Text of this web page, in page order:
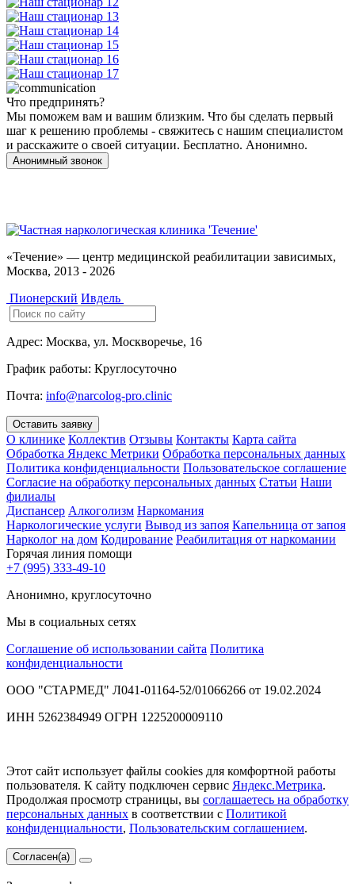
Что предпринять?
Мы поможем вам и вашим близким. Что бы сделать первый
шаг к решению проблемы - свяжитесь с нашим специалистом
и расскажите о своей ситуации. Бесплатно. Анонимно.
Анонимный звонок
«Течение» — центр медицинской реабилитации зависимых,
Москва, 2013 - 2026
Пионерский Ивдель
Адрес: Москва, ул. Москворечье, 16
График работы: Круглосуточно
Почта: info@narcolog-pro.clinic
Оставить заявку
О клинике Коллектив Отзывы Контакты Карта сайта
Обработка Яндекс Метрики Обработка персональных данных
Политика конфиденциальности Пользовательское соглашение
Согласие на обработку персональных данных Статьи Наши
филиалы
Диспансер Алкоголизм Наркомания
Наркологические услуги Вывод из запоя Капельница от запоя
Нарколог на дом Кодирование Реабилитация от наркомании
Горячая линия помощи
+7 (995) 333-49-10
Анонимно, круглосуточно
Мы в социальных сетях
Соглашение об использовании сайта Политика
конфиденциальности
ООО "СТАРМЕД" Л041-01164-52/01066266 от 19.02.2024
ИНН 5262384949 ОГРН 1225200009110
Этот сайт использует файлы cookies для комфортной работы
пользователя. К сайту подключен сервис Яндекс.Метрика.
Продолжая просмотр страницы, вы соглашаетесь на обработку
персональных данных в соответствии с Политикой
конфиденциальности, Пользовательским соглашением.
Согласен(а)